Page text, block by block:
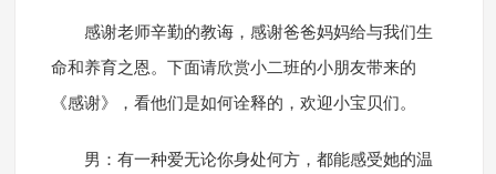
感谢老师辛勤的教诲，感谢爸爸妈妈给与我们生
命和养育之恩。下面请欣赏小二班的小朋友带来的
《感谢》，看他们是如何诠释的，欢迎小宝贝们。
男：有一种爱无论你身处何方，都能感受她的温